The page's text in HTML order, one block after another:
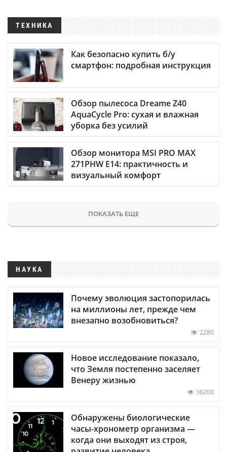
ТЕХНИКА
Как безопасно купить б/у
смартфон: подробная инструкция
Обзор пылесоса Dreame Z40
AquaCycle Pro: сухая и влажная
уборка без усилий
Обзор монитора MSI PRO MAX
271PHW E14: практичность и
визуальный комфорт
ПОКАЗАТЬ ЕЩЕ
НАУКА
Почему эволюция застопорилась
на миллионы лет, прежде чем
внезапно возобновиться?
2280
Новое исследование показало,
что Земля постепенно заселяет
Венеру жизнью
36200
Обнаружены биологические
часы-хронометр организма —
когда они выходят из строя,